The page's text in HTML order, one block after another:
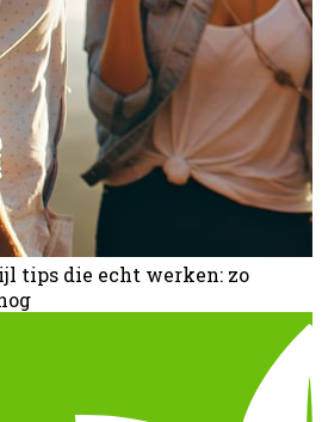
tips die echt werken: zo